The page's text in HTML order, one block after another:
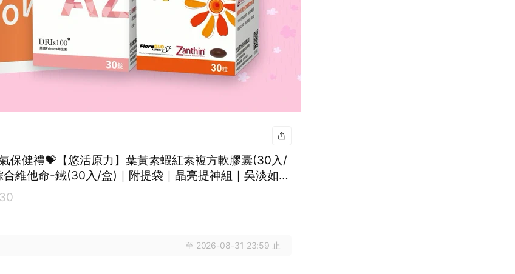
保健禮💝【悠活原力】葉黃素蝦紅素複方軟膠囊(30入/
維他命-鐵(30入/盒)｜附提袋｜晶亮提神組｜吳淡如真
至 2026-08-31 23:59 止